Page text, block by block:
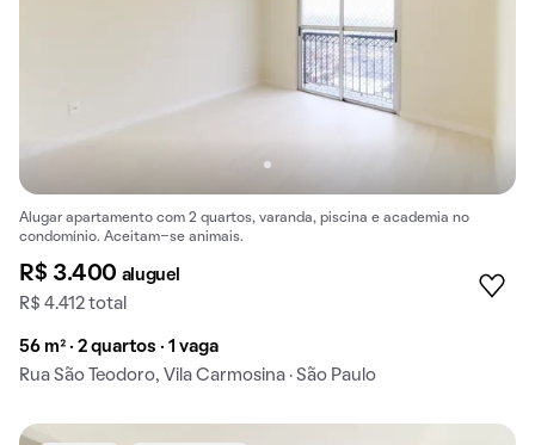
Alugar apartamento com 2 quartos, varanda, piscina e academia no
condomínio. Aceitam-se animais.
R$ 3.400 aluguel
R$ 4.412 total
56 m² · 2 quartos · 1 vaga
Rua São Teodoro, Vila Carmosina · São Paulo